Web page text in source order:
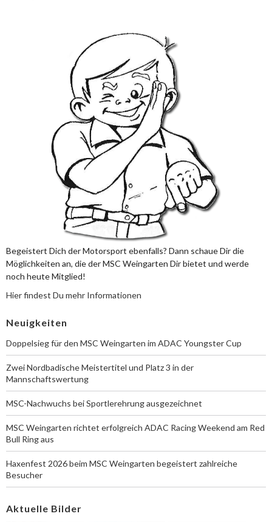
Begeistert Dich der Motorsport ebenfalls? Dann schaue Dir die
Möglichkeiten an, die der MSC Weingarten Dir bietet und werde
noch heute Mitglied!
Hier findest Du mehr Informationen
Neuigkeiten
Doppelsieg für den MSC Weingarten im ADAC Youngster Cup
Zwei Nordbadische Meistertitel und Platz 3 in der
Mannschaftswertung
MSC-Nachwuchs bei Sportlerehrung ausgezeichnet
MSC Weingarten richtet erfolgreich ADAC Racing Weekend am Red
Bull Ring aus
Haxenfest 2026 beim MSC Weingarten begeistert zahlreiche
Besucher
Aktuelle Bilder